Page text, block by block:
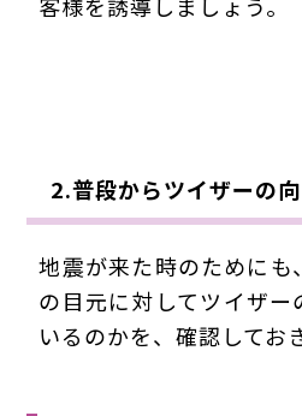
2.普段からツイザーの
地震が来た時のためにも
の目元に対してツイザー
いるのかを、確認してお